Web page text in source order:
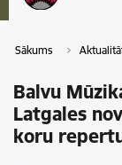
Sākums
Balvu
Latgales
koru